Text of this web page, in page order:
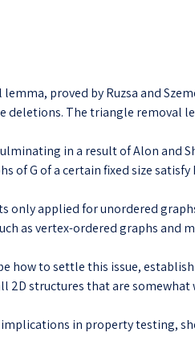
proved by Ruzsa and
deletions. The triangle removal
in a result of Alon and
of G of a certain fixed size
only applied for unordered
as vertex-ordered graphs and
how to settle this issue,
2D structures that are somewhat
in property testing,